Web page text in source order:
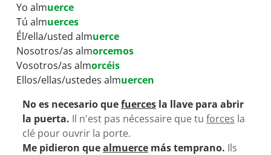
Yo almuerce
Tú almuerces
Él/ella/usted almuerce
Nosotros/as almorcemos
Vosotros/as almorcéis
Ellos/ellas/ustedes almuercen
No es necesario quefuerces la llave para abrir
la puerta. Il n'est pas nécessaire que tu forces la
clé pour ouvrir la porte.
Me pidieron quealmuerce más temprano. Ils